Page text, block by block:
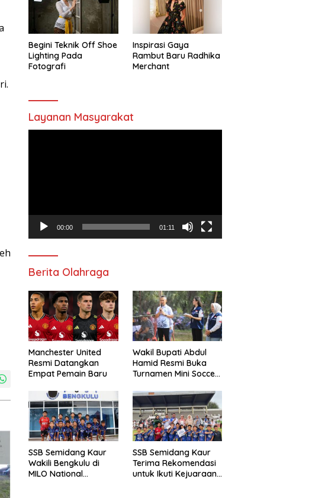
Begini Teknik Off Shoe
Lighting Pada
Fotografi
Inspirasi Gaya
Rambut Baru Radhika
Merchant
Layanan Masyarakat
00:00 01:11
Berita Olahraga
Manchester United
Resmi Datangkan
Empat Pemain Baru
Wakil Bupati Abdul
Hamid Resmi Buka
Turnamen Mini Soccer
SSB Semidang Kaur
Wakili Bengkulu di
MILO National
SSB Semidang Kaur
Terima Rekomendasi
untuk Ikuti Kejuaraan